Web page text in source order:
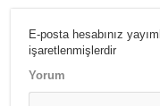
E-posta hesabınız
işaretlenmişlerdir
Yorum